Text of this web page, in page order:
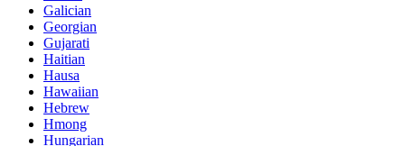
Galician
Georgian
Gujarati
Haitian
Hausa
Hawaiian
Hebrew
Hmong
Hungarian